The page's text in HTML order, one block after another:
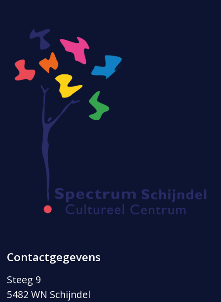
Contactgegevens
Steeg 9
5482 WN Schijndel